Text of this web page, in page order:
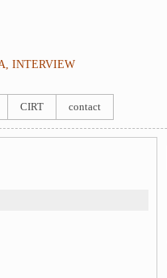
INTERVIEW
CIRT contact